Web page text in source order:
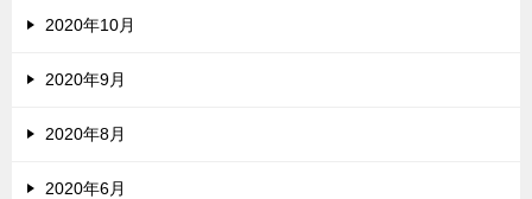
2020年10月
2020年9月
2020年8月
2020年6月